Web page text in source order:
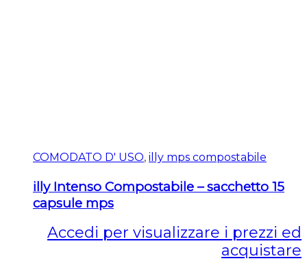
COMODATO D' USO, illy mps compostabile
illy Intenso Compostabile – sacchetto 15
capsule mps
Accedi per visualizzare i prezzi ed
acquistare